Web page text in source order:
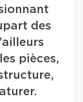
des
pièces,